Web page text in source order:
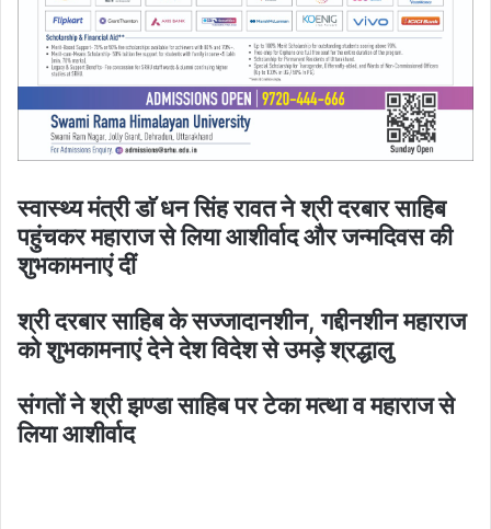
स्वास्थ्य मंत्री डाॅ धन सिंह रावत ने श्री दरबार साहिब
पहुंचकर महाराज से लिया आशीर्वाद और जन्मदिवस की
शुभकामनाएं दीं
श्री दरबार साहिब के सज्जादानशीन, गद्दीनशीन महाराज
को शुभकामनाएं देने देश विदेश से उमड़े श्रद्धालु
संगतों ने श्री झण्डा साहिब पर टेका मत्था व महाराज से
लिया आशीर्वाद